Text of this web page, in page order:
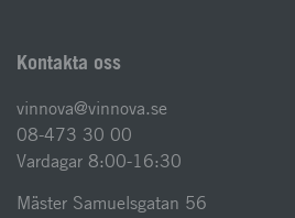
Kontakta oss
vinnova@vinnova.se
08-473 30 00
Vardagar 8:00-16:30
Mäster Samuelsgatan 56